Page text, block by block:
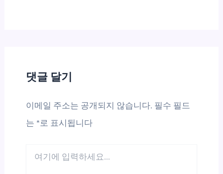
댓글 달기
이메일 주소는 공개되지 않습니다. 필수 필드
는 * 로 표시됩니다